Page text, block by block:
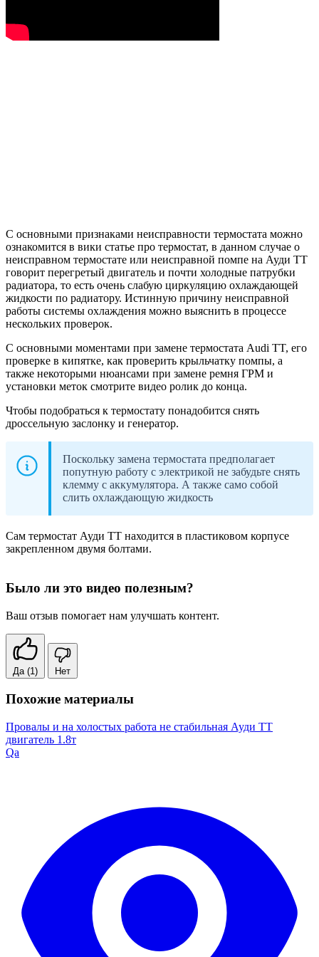
С основными признаками неисправности термостата можно
ознакомится в вики статье про термостат, в данном случае о
неисправном термостате или неисправной помпе на Ауди ТТ
говорит перегретый двигатель и почти холодные патрубки
радиатора, то есть очень слабую циркуляцию охлаждающей
жидкости по радиатору. Истинную причину неисправной
работы системы охлаждения можно выяснить в процессе
нескольких проверок.
С основными моментами при замене термостата Audi TT, его
проверке в кипятке, как проверить крыльчатку помпы, а
также некоторыми нюансами при замене ремня ГРМ и
установки меток смотрите видео ролик до конца.
Чтобы подобраться к термостату понадобится снять
дроссельную заслонку и генератор.
Поскольку замена термостата предполагает
попутную работу с электрикой не забудьте снять
клемму с аккумулятора. А также само собой
слить охлаждающую жидкость
Сам термостат Ауди ТТ находится в пластиковом корпусе
закрепленном двумя болтами.
Было ли это видео полезным?
Ваш отзыв помогает нам улучшать контент.
Да (1) Нет
Похожие материалы
Провалы и на холостых работа не стабильная Ауди ТТ
двигатель 1.8т
Qa